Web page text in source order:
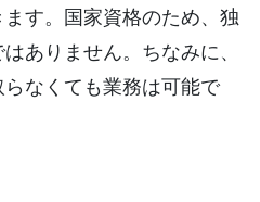
す。国家資格のため、独
ありません。ちなみに、
なくても業務は可能で